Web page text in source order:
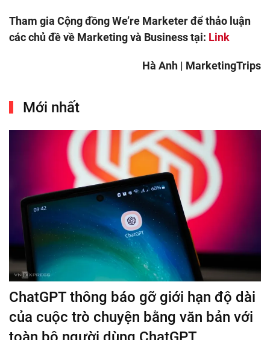
Tham gia Cộng đồng We’re Marketer để thảo luận
các chủ đề về Marketing và Business tại: Link
Hà Anh | MarketingTrips
Mới nhất
ChatGPT thông báo gỡ giới hạn độ dài
của cuộc trò chuyện bằng văn bản với